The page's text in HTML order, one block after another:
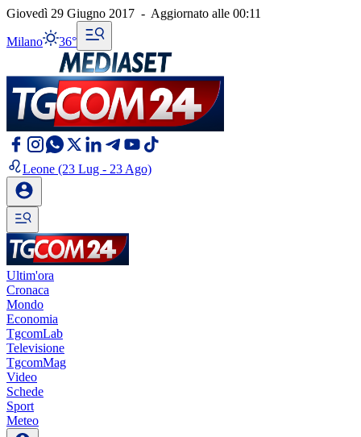
Giovedì 29 Giugno 2017 - Aggiornato alle 00:11
Milano 36°
Leone (23 Lug - 23 Ago)
Ultim'ora
Cronaca
Mondo
Economia
TgcomLab
Televisione
TgcomMag
Video
Schede
Sport
Meteo